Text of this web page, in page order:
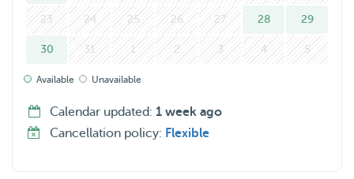
23 24 25 26 27 28 29
30 31 1 2 3 4 5
Available Unavailable
Calendar updated: 1 week ago
Cancellation policy: Flexible